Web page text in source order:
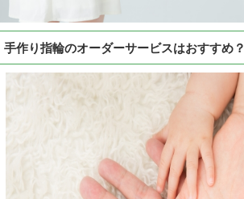
手作り指輪のオーダーサービスはおすすめ？